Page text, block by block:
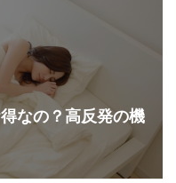
なの？高反発の機